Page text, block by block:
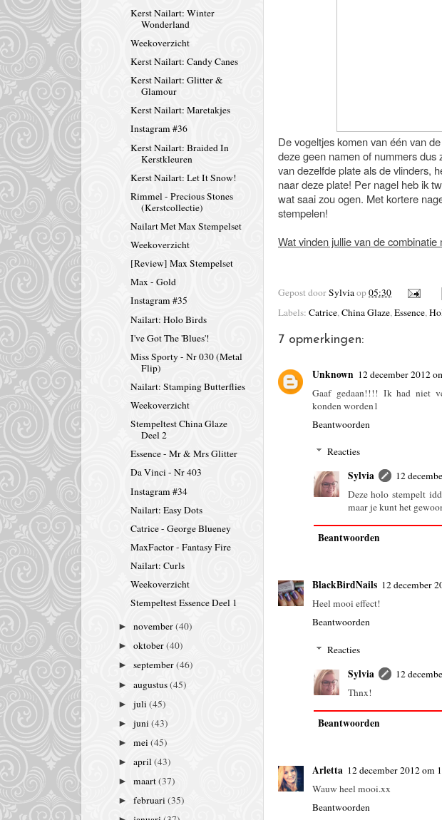
De vogeltjes komen van één van
deze geen namen of nummers
van dezelfde plate als de vlinders,
naar deze plate! Per nagel heb ik
wat saai zou ogen. Met kortere
stempelen!
Wat vinden jullie van de combinatie
Gepost doorSylviaop05:30
Labels: Catrice,China Glaze,Essence,
7 opmerkingen:
Unknown 12 december 2012
Gaaf gedaan!!!! Ik had niet
konden worden1
Beantwoorden
Reacties
Sylvia
12
Deze holo stempelt
maar je kunt het
Beantwoorden
BlackBirdNails 12 december
Heel mooi effect!
Beantwoorden
Reacties
Sylvia
12
Thnx!
Beantwoorden
Arletta 12 december 2012 om
Wauw heel mooi.xx
Beantwoorden
Kerst Nailart: Winter
Wonderland
Weekoverzicht
Kerst Nailart: Candy Canes
Kerst Nailart: Glitter &
Glamour
Kerst Nailart: Maretakjes
Instagram #36
Kerst Nailart: Braided In
Kerstkleuren
Kerst Nailart: Let It Snow!
Rimmel - Precious Stones
(Kerstcollectie)
Nailart Met Max Stempelset
Weekoverzicht
[Review] Max Stempelset
Max - Gold
Instagram #35
Nailart: Holo Birds
I've Got The 'Blues'!
Miss Sporty - Nr 030 (Metal
Flip)
Nailart: Stamping Butterflies
Weekoverzicht
Stempeltest China Glaze
Deel 2
Essence - Mr & Mrs Glitter
Da Vinci - Nr 403
Instagram #34
Nailart: Easy Dots
Catrice - George Blueney
MaxFactor - Fantasy Fire
Nailart: Curls
Weekoverzicht
Stempeltest Essence Deel 1
►november(40)
►oktober(40)
►september(46)
►augustus(45)
►juli(45)
►juni(43)
►mei(45)
►april(43)
►maart(37)
►februari(35)